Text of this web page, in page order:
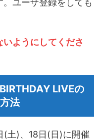
ユーザ登録をしても
ようにしてくださ
LIVEの
法
(土)、18日(日)に開催